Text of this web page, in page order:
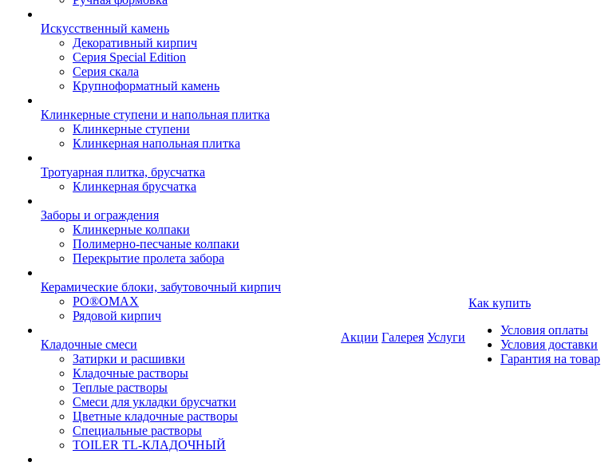
Искусственный камень
Декоративный кирпич
Серия Special Edition
Серия скала
Крупноформатный камень
Клинкерные ступени и напольная плитка
Клинкерные ступени
Клинкерная напольная плитка
Тротуарная плитка, брусчатка
Клинкерная брусчатка
Заборы и ограждения
Клинкерные колпаки
Полимерно-песчаные колпаки
Перекрытие пролета забора
Керамические блоки, забутовочный кирпич
PO®OMAX
Рядовой кирпич
Кладочные смеси
Затирки и расшивки
Кладочные растворы
Теплые растворы
Смеси для укладки брусчатки
Цветные кладочные растворы
Специальные растворы
TOILER TL-КЛАДОЧНЫЙ
Акции Галерея Услуги
Как купить
Условия оплаты
Условия доставки
Гарантия на товар